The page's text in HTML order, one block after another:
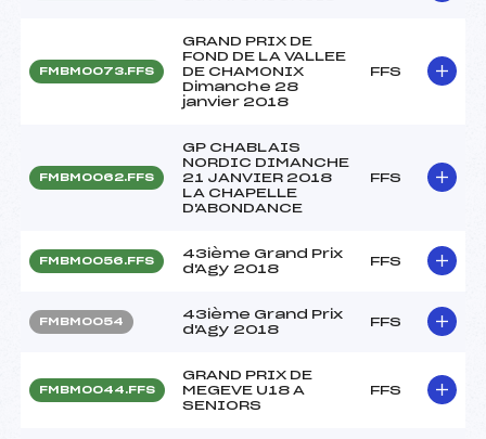
FMBM0073.FFS
GRAND PRIX DE
FOND DE LA VALLEE
DE CHAMONIX
Dimanche 28
janvier 2018
FFS
FMBM0062.FFS
GP CHABLAIS
NORDIC DIMANCHE
21 JANVIER 2018
LA CHAPELLE
D'ABONDANCE
FFS
FMBM0056.FFS
43ième Grand Prix
d'Agy 2018
FFS
FMBM0054
43ième Grand Prix
d'Agy 2018
FFS
FMBM0044.FFS
GRAND PRIX DE
MEGEVE U18 A
SENIORS
FFS